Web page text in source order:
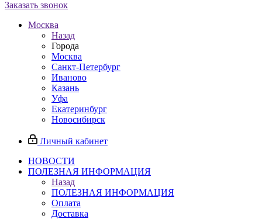
Заказать звонок
Москва
Назад
Города
Москва
Санкт-Петербург
Иваново
Казань
Уфа
Екатеринбург
Новосибирск
Личный кабинет
НОВОСТИ
ПОЛЕЗНАЯ ИНФОРМАЦИЯ
Назад
ПОЛЕЗНАЯ ИНФОРМАЦИЯ
Оплата
Доставка